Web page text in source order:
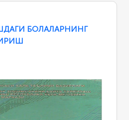
БОЛАЛАРНИНГ